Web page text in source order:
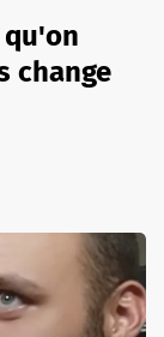
qu'on
change